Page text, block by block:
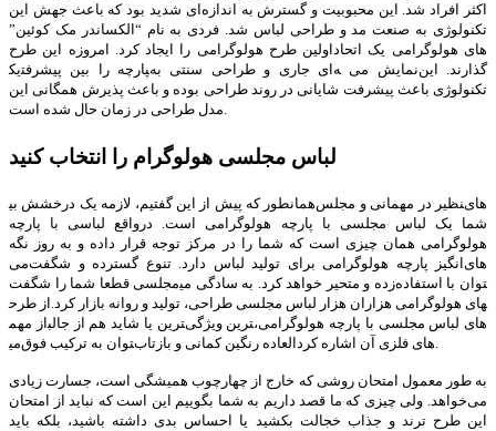
اکثر افراد شد. این محبوبیت و گسترش به اندازه‌ای شدید بود که باعث جهش این
تکنولوژی به صنعت مد و طراحی لباس شد. فردی به نام “الکساندر مک کوئین”
اولین طرح هولوگرامی را ایجاد کرد. امروزه این طرح‎‌های هولوگرامی یک اتحاد
یک‎پارچه را بین پیشرفت‎ه‌ای جاری و طراحی سنتی به‎ نمایش می‎‌گذارند. این
تکنولوژی باعث پیشرفت شایانی در روند طراحی بوده و باعث پذیرش همگانی این
مدل طراحی در زمان حال شده است.
لباس مجلسی هولوگرام را انتخاب کنید
همانطور که پیش از این گفتیم، لازمه یک درخشش بی‎نظیر در مهمانی و مجلس‎‌های
شما یک لباس مجلسی با پارچه هولوگرامی است. درواقع لباسی با پارچه
هولوگرامی همان چیزی است که شما را در مرکز توجه قرار داده و به روز نگه
می‌‎دارد. تنوع گسترده و شگفت‎ انگیز پارچه هولوگرامی برای تولید لباس‌‎های
مجلسی قطعا شما را شگفت‎‌زده و متحیر خواهد کرد. به سادگی می‎توان با استفاده
از طرح‎های هولوگرامی هزاران هزار لباس مجلسی طراحی، تولید و روانه بازار کرد.
از مهم‎ترین یا شاید هم از جالب‎ترین ویژگی‎‌های لباس‌ مجلسی با پارچه هولوگرامی،
می‎توان به ترکیب فوق‎‌العاده رنگین کمانی و بازتاب‎‌های فلزی آن اشاره کرد.
به طور معمول امتحان روشی که خارج از چهارچوب همیشگی است، جسارت زیادی
می‌خواهد. ولی چیزی که ما قصد داریم به شما بگوییم این است که نباید از امتحان
این طرح ترند و جذاب خجالت بکشید یا احساس بدی داشته باشید، بلکه باید